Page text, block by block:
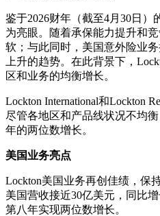
鉴于2026财年（截至4月30日）
为亮眼。随着承保能力提升和
软；与此同时，美国意外险业
上升的趋势。在此背景下，
区和业务的均衡增长。
Lockton International和Lockton
尽管各地区和产品线状况不均
年的两位数增长。
美国业务亮点
Lockton美国业务再创佳绩，保
美国营收接近30亿美元，同比
第八年实现两位数增长。